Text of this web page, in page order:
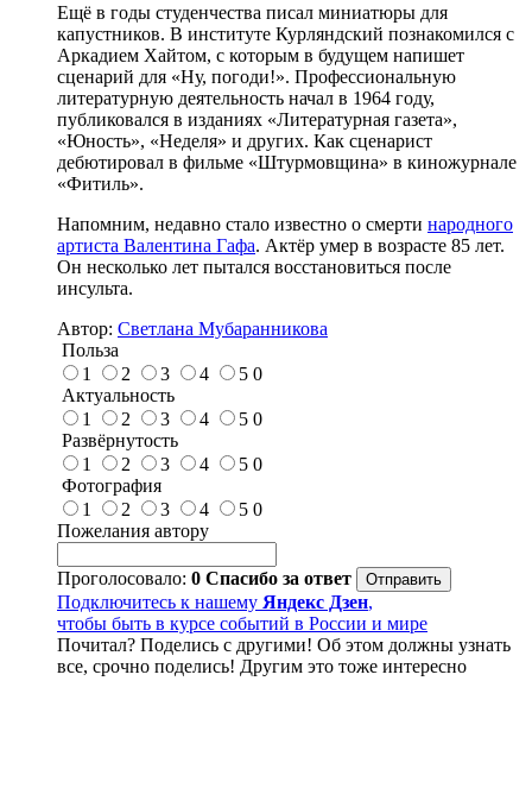
Ещё в годы студенчества писал миниатюры для
капустников. В институте Курляндский познакомился с
Аркадием Хайтом, с которым в будущем напишет
сценарий для «Ну, погоди!». Профессиональную
литературную деятельность начал в 1964 году,
публиковался в изданиях «Литературная газета»,
«Юность», «Неделя» и других. Как сценарист
дебютировал в фильме «Штурмовщина» в киножурнале
«Фитиль».
Напомним, недавно стало известно о смерти народного
артиста Валентина Гафа. Актёр умер в возрасте 85 лет.
Он несколько лет пытался восстановиться после
инсульта.
Автор: Светлана Мубаранникова
Польза
1
2 3 4 5 0
Актуальность
1
2 3 4 5 0
Развёрнутость
1
2 3 4 5 0
Фотография
1
2 3 4 5 0
Пожелания автору
Проголосовало: 0 Спасибо за ответ
Подключитесь к нашему Яндекс Дзен,
чтобы быть в курсе событий в России и мире
Почитал? Поделись с другими! Об этом должны узнать
все, срочно поделись! Другим это тоже интересно